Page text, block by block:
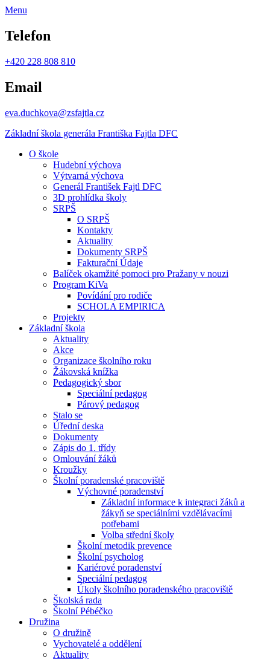
Menu
Telefon
+420 228 808 810
Email
eva.duchkova@zsfajtla.cz
Základní škola generála Františka Fajtla DFC
O škole
Hudební výchova
Výtvarná výchova
Generál František Fajtl DFC
3D prohlídka školy
SRPŠ
O SRPŠ
Kontakty
Aktuality
Dokumenty SRPŠ
Fakturační Údaje
Balíček okamžité pomoci pro Pražany v nouzi
Program KiVa
Povídání pro rodiče
SCHOLA EMPIRICA
Projekty
Základní škola
Aktuality
Akce
Organizace školního roku
Žákovská knížka
Pedagogický sbor
Speciální pedagog
Párový pedagog
Stalo se
Úřední deska
Dokumenty
Zápis do 1. třídy
Omlouvání žáků
Kroužky
Školní poradenské pracoviště
Výchovné poradenství
Základní informace k integraci žáků a
žákyň se speciálními vzdělávacími
potřebami
Volba střední školy
Školní metodik prevence
Školní psycholog
Kariérové poradenství
Speciální pedagog
Úkoly školního poradenského pracoviště
Školská rada
Školní Pébéčko
Družina
O družině
Vychovatelé a oddělení
Aktuality